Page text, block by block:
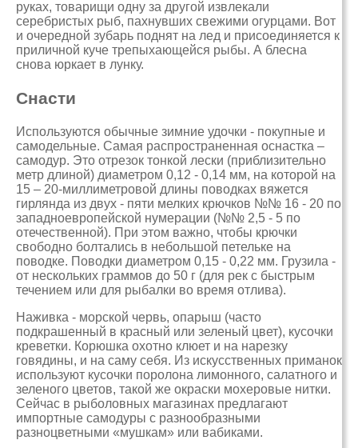
руках, товарищи одну за другой извлекали
серебристых рыб, пахнувших свежими огурцами. Вот
и очередной зубарь поднят на лед и присоединяется к
приличной куче трепыхающейся рыбы. А блесна
снова юркает в лунку.
Снасти
Используются обычные зимние удочки - покупные и
самодельные. Самая распространенная оснастка –
самодур. Это отрезок тонкой лески (приблизительно
метр длиной) диаметром 0,12 - 0,14 мм, на которой на
15 – 20-миллиметровой длины поводках вяжется
гирлянда из двух - пяти мелких крючков №№ 16 - 20 по
западноевропейской нумерации (№№ 2,5 - 5 по
отечественной). При этом важно, чтобы крючки
свободно болтались в небольшой петельке на
поводке. Поводки диаметром 0,15 - 0,22 мм. Грузила -
от нескольких граммов до 50 г (для рек с быстрым
течением или для рыбалки во время отлива).
Наживка - морской червь, опарыш (часто
подкрашенный в красный или зеленый цвет), кусочки
креветки. Корюшка охотно клюет и на нарезку
говядины, и на саму себя. Из искусственных приманок
используют кусочки поролона лимонного, салатного и
зеленого цветов, такой же окраски мохеровые нитки.
Сейчас в рыболовных магазинах предлагают
импортные самодуры с разнообразными
разноцветными «мушкам» или вабиками.